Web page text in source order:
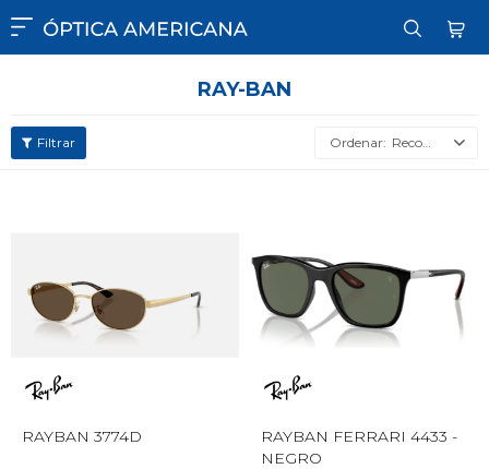

RAY-BAN
Recomendados
RAYBAN 3774D
RAYBAN FERRARI 4433 -
NEGRO